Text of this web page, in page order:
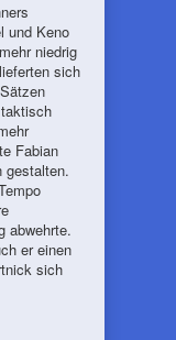
und Keno
niedrig
sich
Fabian
gestalten.
abwehrte.
er einen
sich